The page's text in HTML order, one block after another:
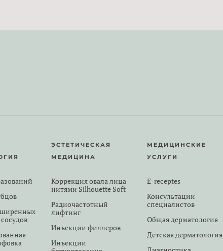
ЭСТЕТИЧЕСКАЯ
МЕДИЦИНА
Коррекция овала лица
нитями Silhouette Soft
Радиочастотный
лифтинг
Инъекции филлеров
Инъекции
МЕДИЦИНСКИЕ
УСЛУГИ
E-receptes
Консультации
специалистов
Общая дерматология
Детская дерматология